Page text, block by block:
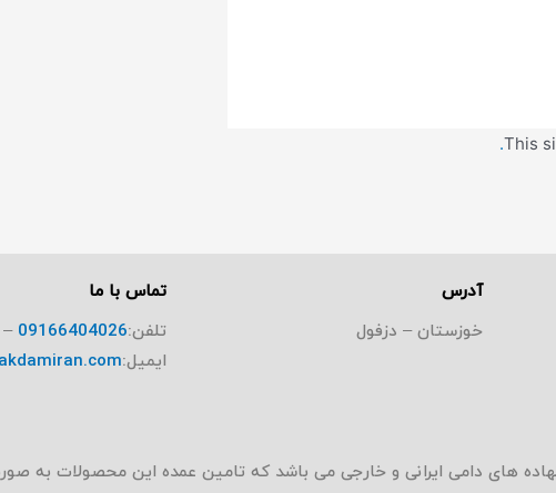
This
آدرس
خوزستان – دزفول
تماس با ما
تلفن:09166404026
–
ایمیل:
نهاده های دامی ایرانی و خارجی می باشد که تامین عمده این محصولات به